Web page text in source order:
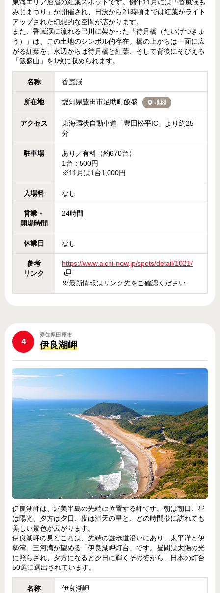
東海エリア屈指の紅葉スポットです。例年11月には「香嵐渓も
みじまつり」が開催され、日没から21時頃までは紅葉がライト
アップされた幻想的な空間が広がります。
また、香嵐渓に流れる巴川に架かった「待月橋（たいげつきょ
う）」は、この土地のシンボル的存在。橋の上からは一面に広
がる紅葉を、水辺からは待月橋と紅葉、そして背後にそびえる
「飯盛山」を1枚に収められます。
名称 香嵐渓
所在地 愛知県豊田市足助町飯盛 地図
アクセス
東海環状自動車道「豊田松平IC」より約25
分
駐車場
あり／有料（約670台）
1台：500円
※11月は1台1,000円
入場料 なし
営業・
開場時間
24時間
休業日 なし
参考
リンク
https://www.aichi-now.jp/spots/detail/1021/
※最新情報はリンク先をご確認ください
4
愛知県田原市
伊良湖岬
伊良湖岬は、渥美半島の先端に位置する岬です。朝は朝日、昼
は陽光、夕方は夕日、夜は満天の星と、どの時間帯に訪れても
美しい景色が広がります。
伊良湖岬の見どころは、先端の遊歩道沿いにあり、太平洋と伊
勢湾、三河湾が望める「伊良湖岬灯台」です。昼間は太陽の光
に照らされ、夕方になると夕日に輝くその姿から、日本の灯台
50選に選出されています。
名称 伊良湖岬